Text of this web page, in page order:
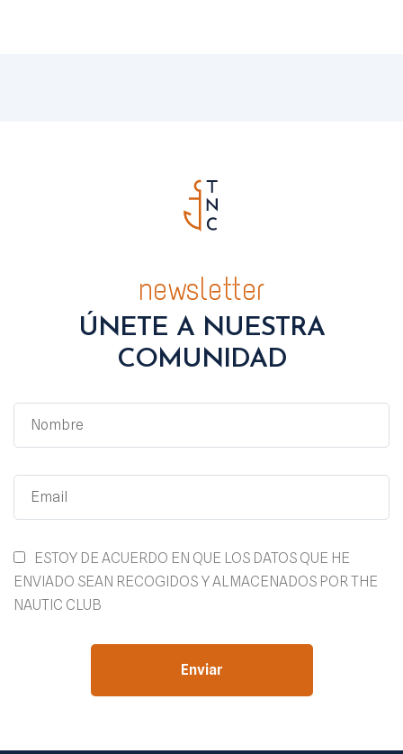
newsletter
ÚNETE A NUESTRA
COMUNIDAD
ESTOY DE ACUERDO EN QUE LOS DATOS QUE HE
ENVIADO SEAN RECOGIDOS Y ALMACENADOS POR THE
NAUTIC CLUB
Enviar